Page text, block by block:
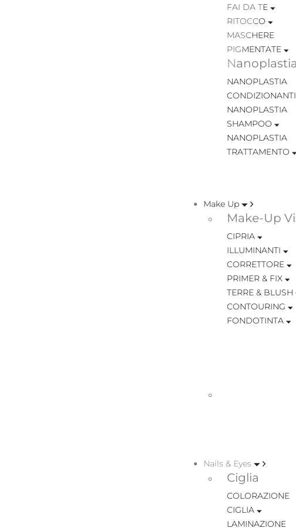
FAI DA TE
RITOCCO
MASCHERE
PIGMENTATE
Nanoplastia
NANOPLASTIA
CONDIZIONANTI
NANOPLASTIA
SHAMPOO
NANOPLASTIA
TRATTAMENTO
Make Up
Make-Up
CIPRIA
ILLUMINANTI
CORRETTORE
PRIMER & FIX
TERRE & BLUSH
CONTOURING
FONDOTINTA
Nails & Eyes
Ciglia
COLORAZIONE
CIGLIA
LAMINAZIONE